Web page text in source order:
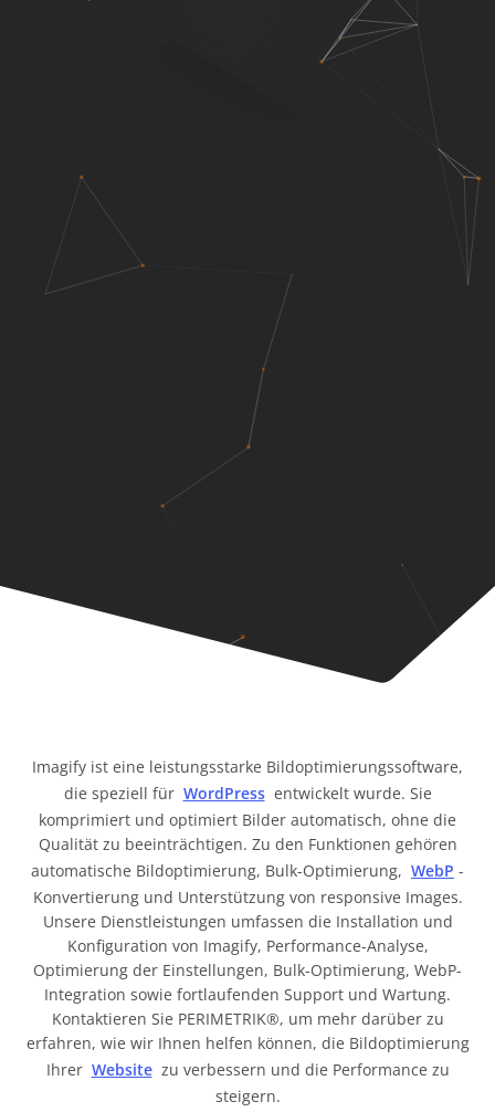
Imagify ist eine leistungsstarke Bildoptimierungssoftware,
die speziell für WordPress entwickelt wurde. Sie
komprimiert und optimiert Bilder automatisch, ohne die
Qualität zu beeinträchtigen. Zu den Funktionen gehören
automatische Bildoptimierung, Bulk-Optimierung, WebP -
Konvertierung und Unterstützung von responsive Images.
Unsere Dienstleistungen umfassen die Installation und
Konfiguration von Imagify, Performance-Analyse,
Optimierung der Einstellungen, Bulk-Optimierung, WebP-
Integration sowie fortlaufenden Support und Wartung.
Kontaktieren Sie PERIMETRIK®, um mehr darüber zu
erfahren, wie wir Ihnen helfen können, die Bildoptimierung
Ihrer Website zu verbessern und die Performance zu
steigern.